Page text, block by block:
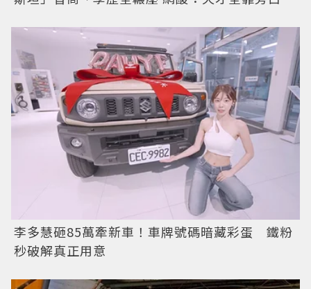
李多慧砸85萬牽新車！車牌號碼暗藏彩蛋 鐵粉
秒破解真正用意